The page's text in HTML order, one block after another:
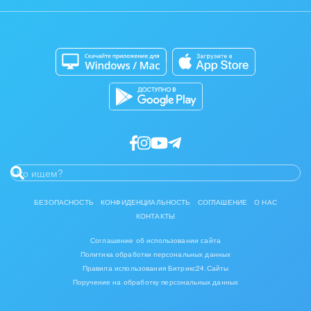
Интерьер, дизайн, декор
Консалтинговые и управленческие услуги
Культурные события, спорт, шоу-бизнес
Мебель, лес, деревообработка
Мода, одежда, аксессуары, стиль
Нефть, газ
Каталог приложений
Разработчикам приложений
БЕЗОПАСНОСТЬ КОНФИДЕНЦИАЛЬНОСТЬ СОГЛАШЕНИЕ
О НАС
КОНТАКТЫ
Соглашение об использовании сайта
Политика обработки персональных данных
Правила использования Битрикс24.Сайты
Поручение на обработку персональных данных